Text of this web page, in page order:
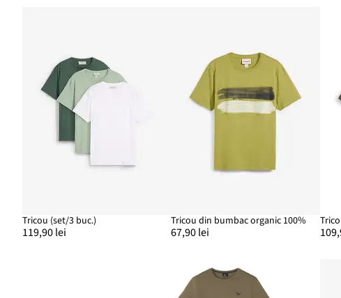
Tricou (set/3 buc.)
119,90 lei
Tricou din bumbac organic 100%
67,90 lei